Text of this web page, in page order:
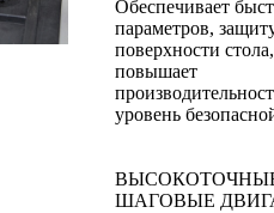
Обеспечивает
параметров,
поверхности
повышает
уровень
ШАГОВЫЕ